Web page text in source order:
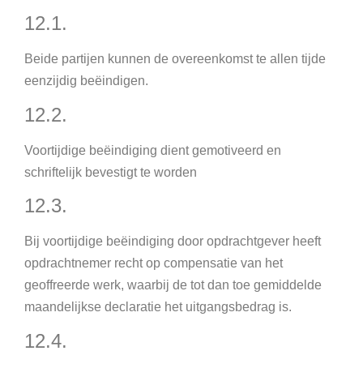
12.1.
Beide partijen kunnen de overeenkomst te allen tijde
eenzijdig beëindigen.
12.2.
Voortijdige beëindiging dient gemotiveerd en
schriftelijk bevestigt te worden
12.3.
Bij voortijdige beëindiging door opdrachtgever heeft
opdrachtnemer recht op compensatie van het
geoffreerde werk, waarbij de tot dan toe gemiddelde
maandelijkse declaratie het uitgangsbedrag is.
12.4.